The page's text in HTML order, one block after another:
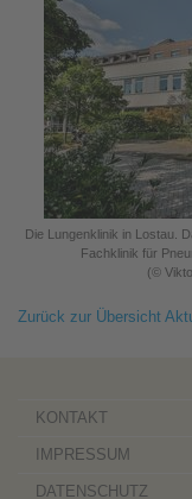
Die Lungenklinik in Lostau.
Fachklinik für
(©
Zurück zur Übersicht
KONTAKT
IMPRESSUM
DATENSCHUTZ